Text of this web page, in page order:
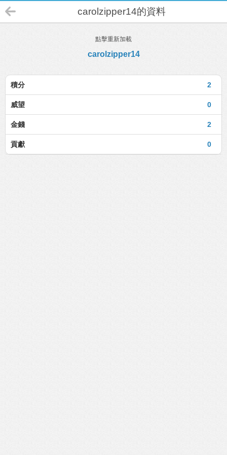
carolzipper14的資料
點擊重新加載
carolzipper14
2
積分
0
威望
2
金錢
0
貢獻